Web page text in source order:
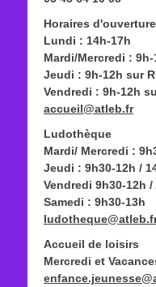
Horaires d'ouverture
Lundi : 14h-17h
Mardi/Mercredi :
Jeudi : 9h-12h sur
Vendredi : 9h-12h
accueil@atleb.fr
Ludothèque
Mardi/ Mercredi :
Jeudi : 9h30-12h /
Vendredi 9h30-12h
Samedi : 9h30-13h
Accueil de loisirs
Mercredi et